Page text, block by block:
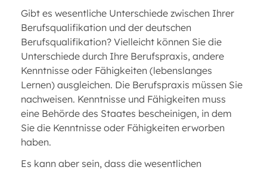
Gibt es wesentliche Unterschiede zwischen Ihrer
Berufsqualifikation und der deutschen
Berufsqualifikation? Vielleicht können Sie die
Unterschiede durch Ihre Berufspraxis, andere
Kenntnisse oder Fähigkeiten (lebenslanges
Lernen) ausgleichen. Die Berufspraxis müssen Sie
nachweisen. Kenntnisse und Fähigkeiten muss
eine Behörde des Staates bescheinigen, in dem
Sie die Kenntnisse oder Fähigkeiten erworben
haben.
Es kann aber sein, dass die wesentlichen